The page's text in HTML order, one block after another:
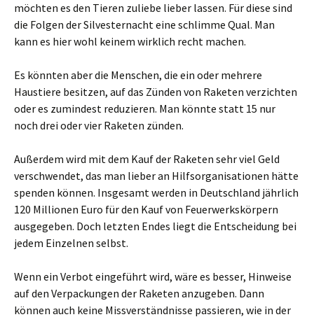
möchten es den Tieren zuliebe lieber lassen. Für diese sind
die Folgen der Silvesternacht eine schlimme Qual. Man
kann es hier wohl keinem wirklich recht machen.
Es könnten aber die Menschen, die ein oder mehrere
Haustiere besitzen, auf das Zünden von Raketen verzichten
oder es zumindest reduzieren. Man könnte statt 15 nur
noch drei oder vier Raketen zünden.
Außerdem wird mit dem Kauf der Raketen sehr viel Geld
verschwendet, das man lieber an Hilfsorganisationen hätte
spenden können. Insgesamt werden in Deutschland jährlich
120 Millionen Euro für den Kauf von Feuerwerkskörpern
ausgegeben. Doch letzten Endes liegt die Entscheidung bei
jedem Einzelnen selbst.
Wenn ein Verbot eingeführt wird, wäre es besser, Hinweise
auf den Verpackungen der Raketen anzugeben. Dann
können auch keine Missverständnisse passieren, wie in der